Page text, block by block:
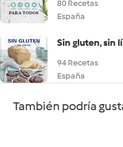
80 Recetas
España
Sin gluten, sin
94 Recetas
España
También podría